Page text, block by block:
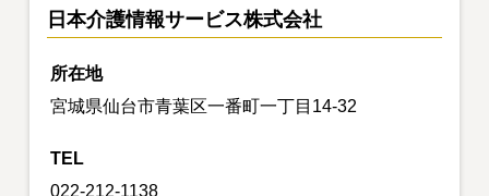
日本介護情報サービス株式会社
所在地
宮城県仙台市青葉区一番町一丁目14-32
TEL
022-212-1138